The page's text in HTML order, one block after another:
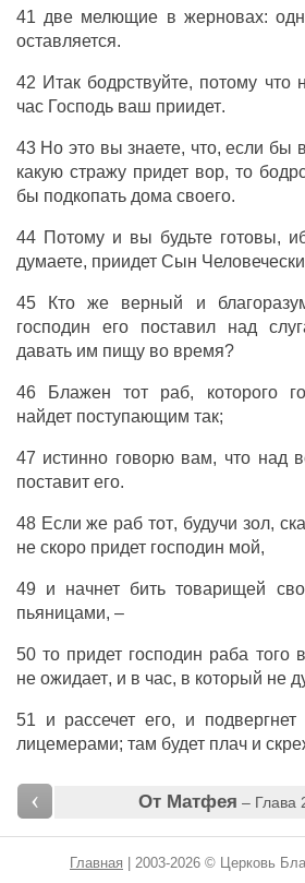
41 две мелющие в жерновах:
оставляется.
42 Итак бодрствуйте, потому что
час Господь ваш приидет.
43 Но этовызнаете, что,если бы
какую стражу придет вор, то
бы подкопать дома своего.
44 Потому и вы будьте готовы,
думаете, приидет Сын
45 Кто же верный и
господин
его поставил над
давать им пищу во время?
46 Блажен тот раб, которого
найдет поступающим так;
47 истинно говорю вам, что над
поставит его.
48 Если же раб тот, будучи зол,
не скоро придет господин мой,
49 и начнет бить товарищей
пьяницами, –
50 то придет господин раба того в
не ожидает, и в час, в который не
51 и рассечет его, и подвергнет
лицемерами; там будет плач и
‹ От Матфея – Глава
Главная | 2003-2026 © Церковь